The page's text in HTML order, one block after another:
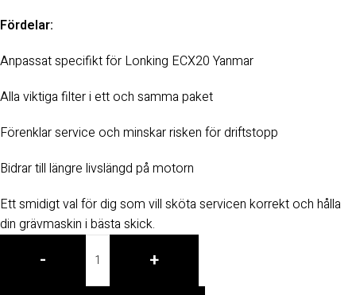
Fördelar:
Anpassat specifikt för Lonking ECX20 Yanmar
Alla viktiga filter i ett och samma paket
Förenklar service och minskar risken för driftstopp
Bidrar till längre livslängd på motorn
Ett smidigt val för dig som vill sköta servicen korrekt och hålla
din grävmaskin i bästa skick.
- +